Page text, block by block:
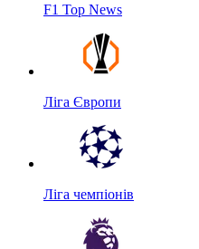
F1 Top News
Ліга Європи
Ліга чемпіонів